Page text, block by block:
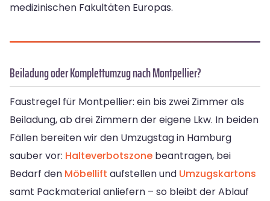
medizinischen Fakultäten Europas.
Beiladung oder Komplettumzug nach Montpellier?
Faustregel für Montpellier: ein bis zwei Zimmer als
Beiladung, ab drei Zimmern der eigene Lkw. In beiden
Fällen bereiten wir den Umzugstag in Hamburg
sauber vor: Halteverbotszone beantragen, bei
Bedarf den Möbellift aufstellen und Umzugskartons
samt Packmaterial anliefern – so bleibt der Ablauf